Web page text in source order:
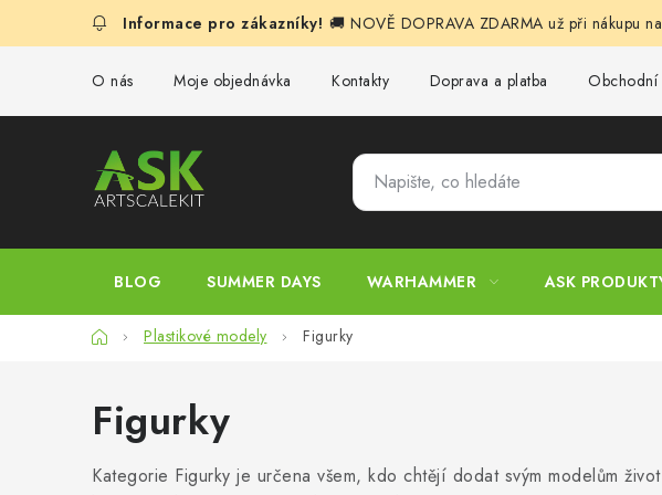
🚚 NOVĚ DOPRAVA ZDARMA už při nákupu
O nás Moje objednávka Kontakty Doprava a platba Obchodní
BLOG SUMMER DAYS WARHAMMER ASK
DomůPlastikové modely Figurky
Figurky
Kategorie Figurky je určena všem, kdo chtějí dodat svým modelům